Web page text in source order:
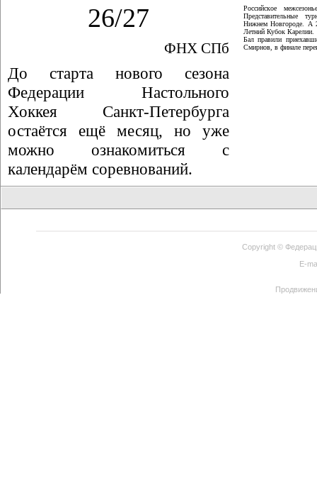
26/27
ФНХ СПб
До старта нового сезона
Федерации Настольного
Хоккея Санкт-Петербурга
остаётся ещё месяц, но уже
можно ознакомиться с
календарём соревнований.
Российское
Представительные
Нижнем Новгороде. А
Летний Кубок Карелии.
Бал правили
Смирнов, в финале
Copyright ©
E-